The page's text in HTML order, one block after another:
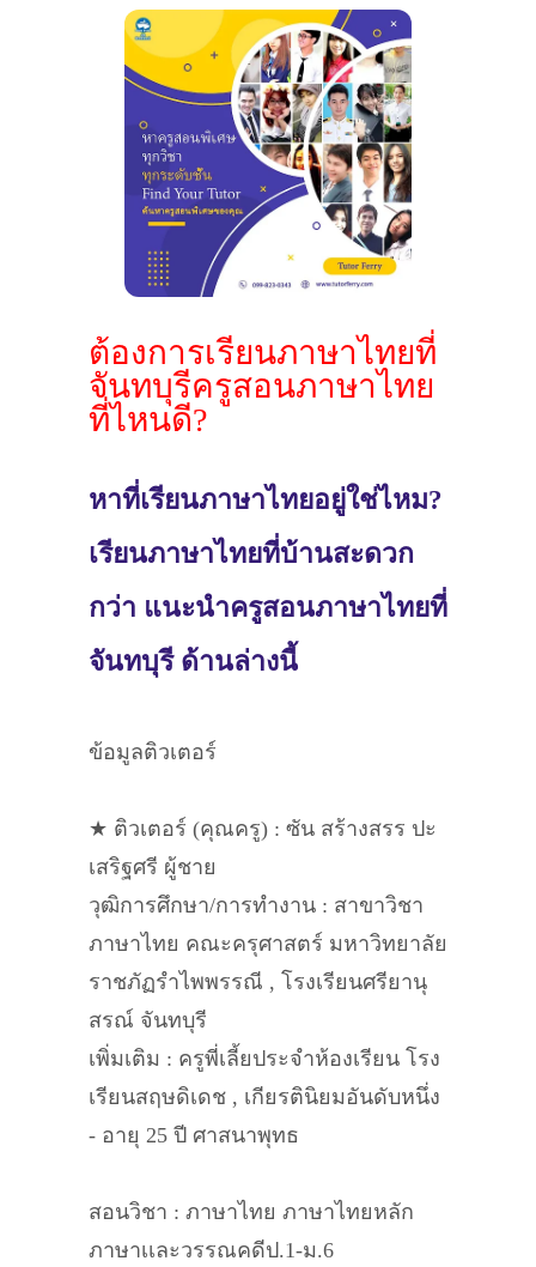
ต้องการเรียนภาษาไทยที่
จันทบุรีครูสอนภาษาไทย
ที่ไหนดี?
หาที่เรียนภาษาไทยอยู่ใช่ไหม?
เรียนภาษาไทยที่บ้านสะดวก
กว่า แนะนำครูสอนภาษาไทยที่
จันทบุรี ด้านล่างนี้
ข้อมูลติวเตอร์
★ ติวเตอร์ (คุณครู) : ซัน สร้างสรร ปะ
เสริฐศรี ผู้ชาย
วุฒิการศึกษา/การทำงาน : สาขาวิชา
ภาษาไทย คณะครุศาสตร์ มหาวิทยาลัย
ราชภัฏรำไพพรรณี , โรงเรียนศรียานุ
สรณ์ จันทบุรี
เพิ่มเติม : ครูพี่เลี้ยประจำห้องเรียน โรง
เรียนสฤษดิเดช , เกียรตินิยมอันดับหนึ่ง
- อายุ 25 ปี ศาสนาพุทธ
สอนวิชา : ภาษาไทย ภาษาไทยหลัก
ภาษาเเละวรรณคดีป.1-ม.6